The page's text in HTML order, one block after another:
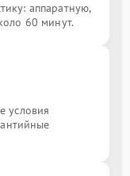
аппаратную,
60 минут.
условия